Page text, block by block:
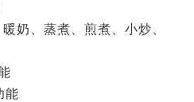
奶、蒸煮、煎煮、小炒、
能